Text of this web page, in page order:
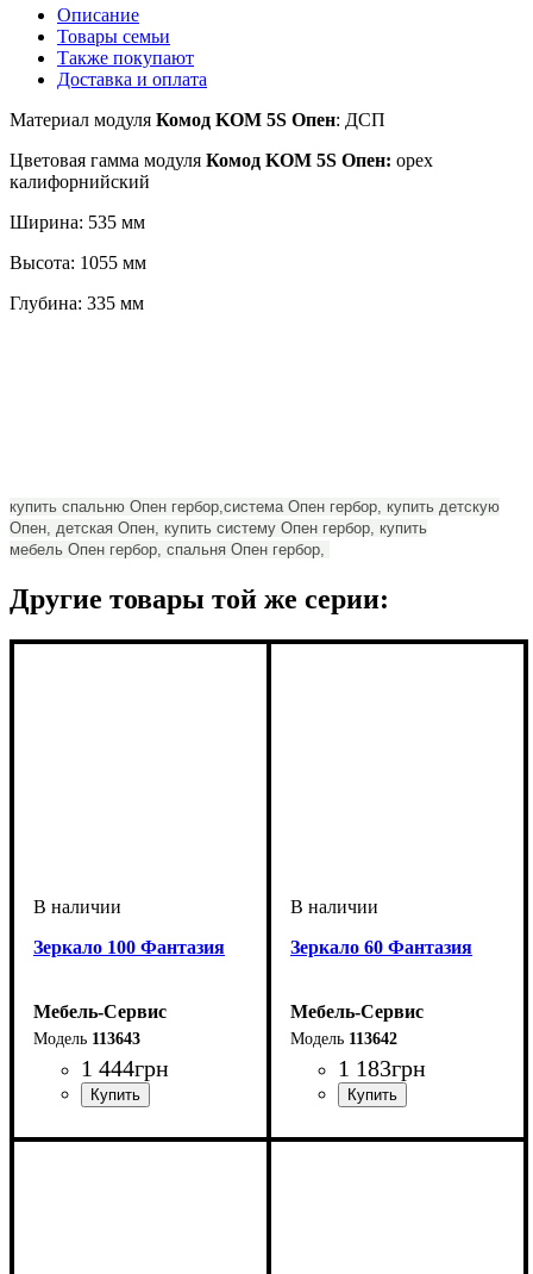
Описание
Товары семьи
Также покупают
Доставка и оплата
Материал модуля Комод KOM 5S Опен: ДСП
Цветовая гамма модуля Комод KOM 5S Опен: орех
калифорнийский
Ширина: 535 мм
Высота: 1055 мм
Глубина: 335 мм
купить спальню Опен гербор, система Опен гербор, купить детскую
Опен, детская Опен, купить систему Опен гербор, купить
мебель Опен гербор, спальня Опен гербор,
Другие товары той же серии:
Зеркало 100 Фантазия
Мебель-Сервис
113643
1 444грн
Зеркало 60 Фантазия
Мебель-Сервис
113642
1 183грн